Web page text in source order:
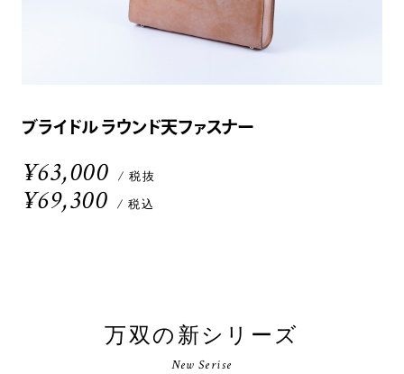
ブライドル ラウンド天ファスナー
¥63,000 / 税抜
¥69,300 / 税込
万双の新シリーズ
New Serise